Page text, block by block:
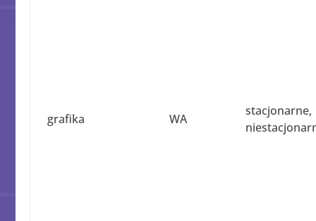
grafika WA
stacjonarne,